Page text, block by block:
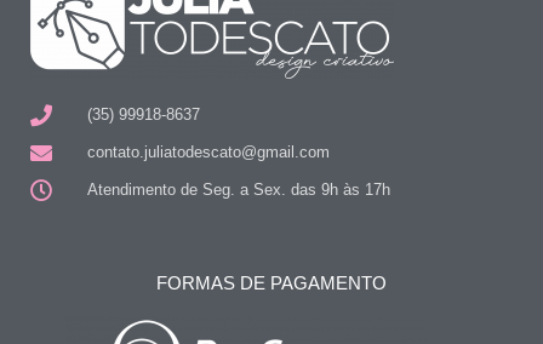
(35) 99918-8637
contato.juliatodescato@gmail.com
Atendimento de Seg. a Sex. das 9h às 17h
FORMAS DE PAGAMENTO